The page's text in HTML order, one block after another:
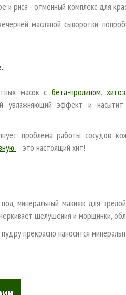
и риса - отменный комплекс для
масляной сыворотки
масок с бета-пролином,
увлажняющий эффект и
проблема работы сосудов
- это настоящий хит!
минеральный макияж для
шелушения и морщинки,
прекрасно наносится